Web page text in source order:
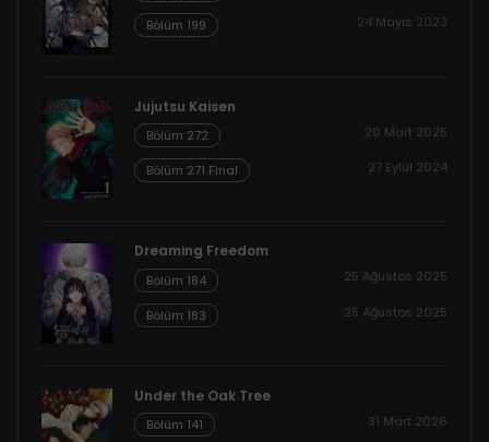
Bölüm 199 24 Mayıs 2023
Jujutsu Kaisen
Bölüm 272 20 Mart 2025
Bölüm 271 Final 27 Eylül 2024
Dreaming Freedom
Bölüm 184 25 Ağustos 2025
Bölüm 183 25 Ağustos 2025
Under the Oak Tree
Bölüm 141 31 Mart 2026